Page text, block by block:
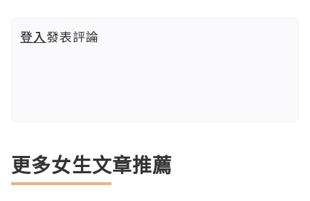
登入發表評論
更多女生文章推薦